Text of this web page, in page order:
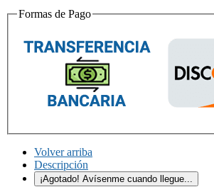
Formas de Pago
Volver arriba
Descripción
¡Agotado! Avísenme cuando llegue...